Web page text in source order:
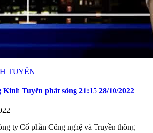
TUYẾN
Tuyến phát sóng 21:15 28/10/2022
ty Cổ phần Công nghệ và Truyền thông